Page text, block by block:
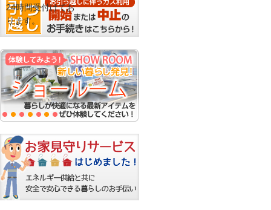
24時間受付けてお
ります。